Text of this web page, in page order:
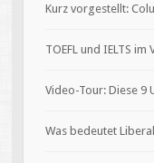
Kurz vorgestellt:
TOEFL und IELTS
Video-Tour: Diese 9
Was bedeutet